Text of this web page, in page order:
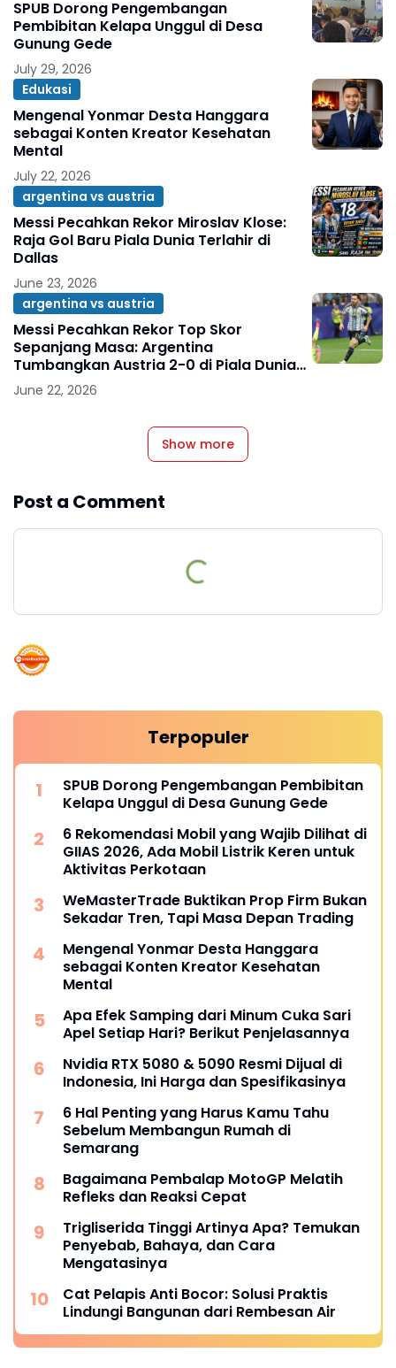
SPUB Dorong Pengembangan
Pembibitan Kelapa Unggul di Desa
Gunung Gede
July 29, 2026
Edukasi
Mengenal Yonmar Desta Hanggara
sebagai Konten Kreator Kesehatan
Mental
July 22, 2026
argentina vs austria
Messi Pecahkan Rekor Miroslav Klose:
Raja Gol Baru Piala Dunia Terlahir di
Dallas
June 23, 2026
argentina vs austria
Messi Pecahkan Rekor Top Skor
Sepanjang Masa: Argentina
Tumbangkan Austria 2-0 di Piala Dunia
2026
June 22, 2026
Show more
Post a Comment
Terpopuler
SPUB Dorong Pengembangan Pembibitan
Kelapa Unggul di Desa Gunung Gede
6 Rekomendasi Mobil yang Wajib Dilihat di
GIIAS 2026, Ada Mobil Listrik Keren untuk
Aktivitas Perkotaan
WeMasterTrade Buktikan Prop Firm Bukan
Sekadar Tren, Tapi Masa Depan Trading
Mengenal Yonmar Desta Hanggara
sebagai Konten Kreator Kesehatan
Mental
Apa Efek Samping dari Minum Cuka Sari
Apel Setiap Hari? Berikut Penjelasannya
Nvidia RTX 5080 & 5090 Resmi Dijual di
Indonesia, Ini Harga dan Spesifikasinya
6 Hal Penting yang Harus Kamu Tahu
Sebelum Membangun Rumah di
Semarang
Bagaimana Pembalap MotoGP Melatih
Refleks dan Reaksi Cepat
Trigliserida Tinggi Artinya Apa? Temukan
Penyebab, Bahaya, dan Cara
Mengatasinya
Cat Pelapis Anti Bocor: Solusi Praktis
Lindungi Bangunan dari Rembesan Air